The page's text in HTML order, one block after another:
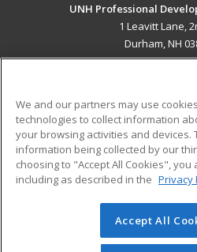
UNH Professional
1 Leavitt Lane,
Durham, NH
ADDITIONAL
Military
Financial Assistance
Help
© 2026 ed2go, a division of
reserved. The material on this
We and our partners may use
technologies to collect information
your browsing activities and devices.
information being collected by our
choosing to "Accept All Cookies",
including as described in the Privacy
Accept All